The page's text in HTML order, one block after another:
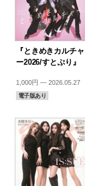
『ときめきカルチャ
ー2026/すとぷり』
1,000円 — 2026.05.27
電子版あり